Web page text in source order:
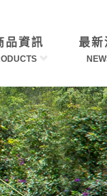
品資訊 最新